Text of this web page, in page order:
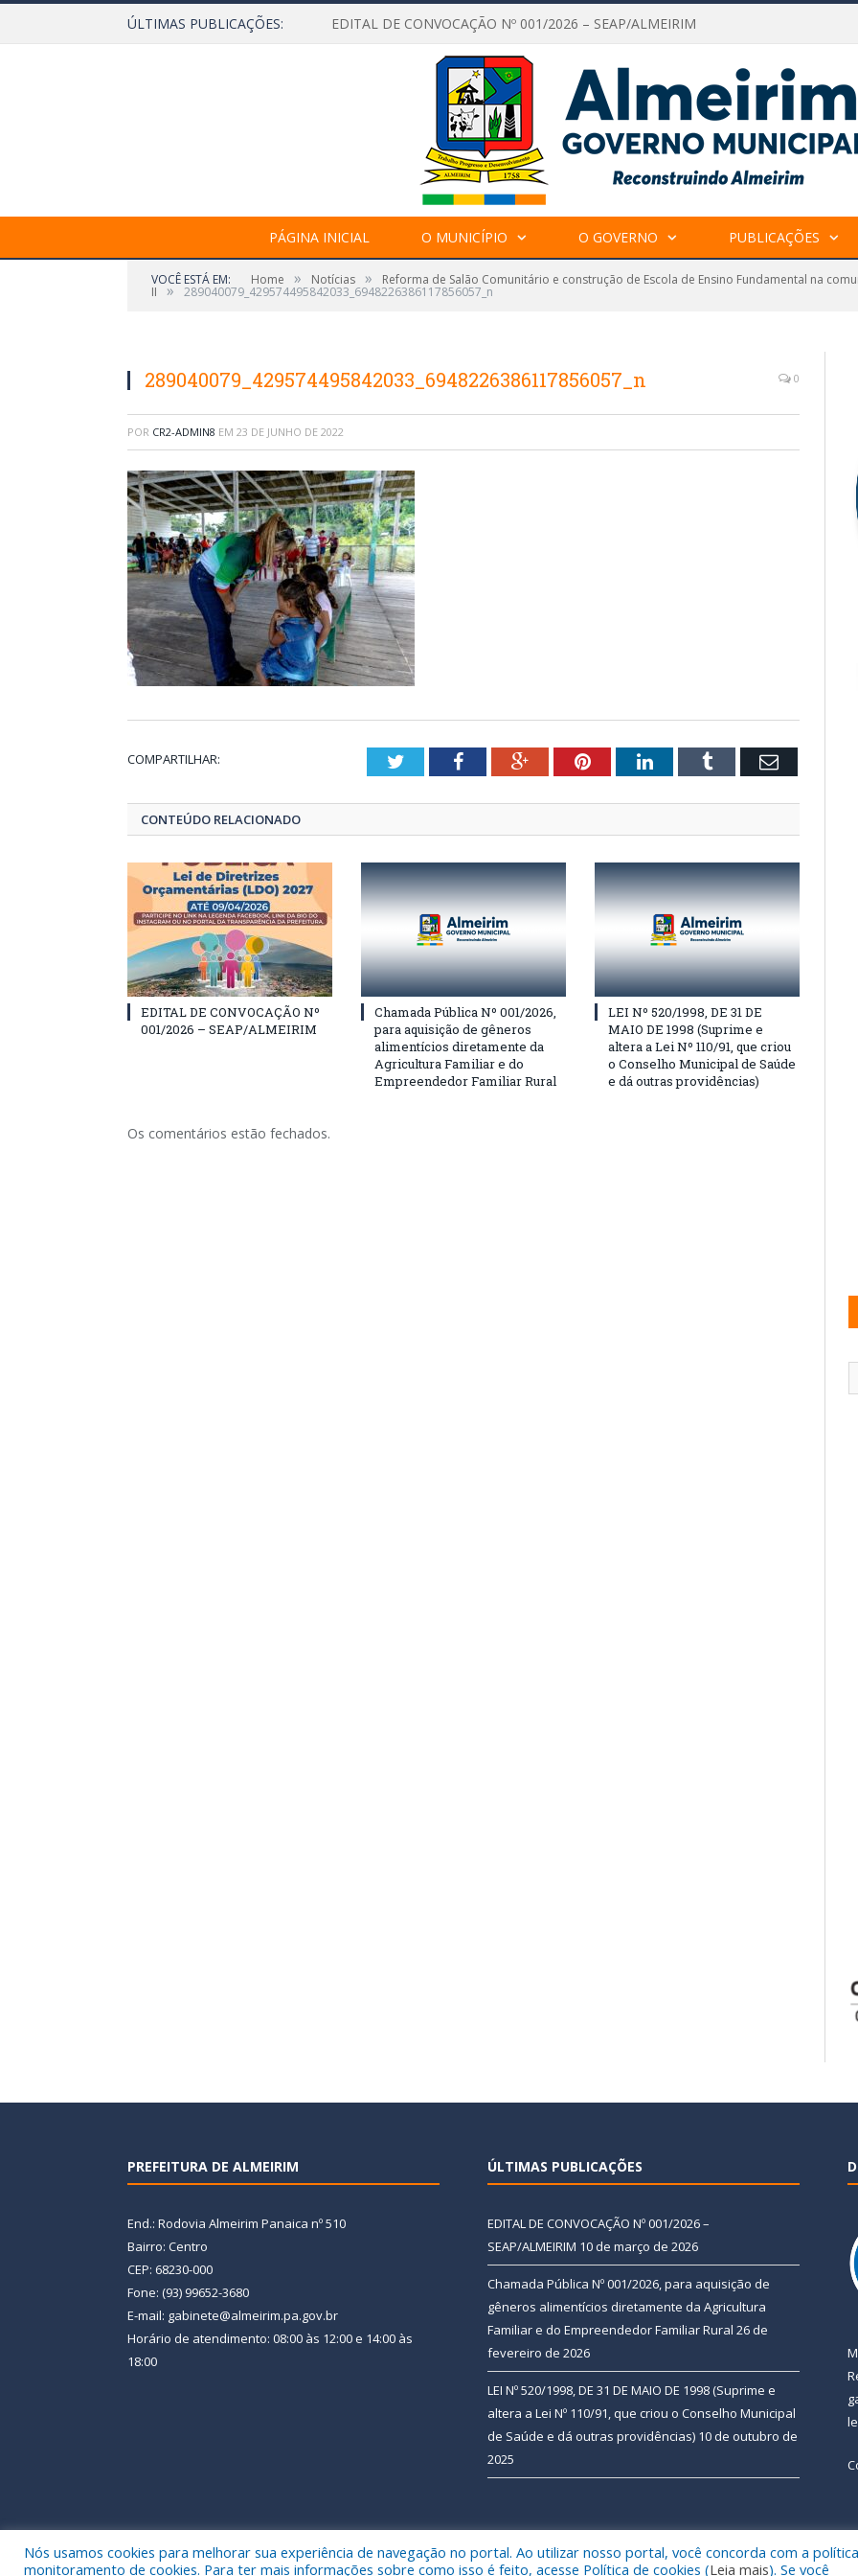
ÚLTIMAS PUBLICAÇÕES: EDITAL DE CONVOCAÇÃO Nº 001/2026 – SEAP/ALMEIRIM
PÁGINA INICIAL O MUNICÍPIO O GOVERNO PUBLICAÇÕES
VOCÊ ESTÁ EM: Home » Notícias » Reforma de Salão Comunitário e construção de Escola de Ensino Fundamental na
II » 289040079_429574495842033_6948226386117856057_n
289040079_429574495842033_6948226386117856057_n 0
POR CR2-ADMIN8 EM 23 DE JUNHO DE 2022
COMPARTILHAR: TwitterFacebookGoogle+PinterestLinkedInTumblr Email
CONTEÚDO RELACIONADO
EDITAL DE CONVOCAÇÃO Nº
001/2026 – SEAP/ALMEIRIM
Chamada Pública Nº 001/2026,
para aquisição de gêneros
alimentícios diretamente da
Agricultura Familiar e do
Empreendedor Familiar Rural
LEI Nº 520/1998, DE 31 DE
MAIO DE 1998 (Suprime e
altera a Lei Nº 110/91, que criou
o Conselho Municipal de Saúde
e dá outras providências)
Os comentários estão fechados.
PREFEITURA DE ALMEIRIM
End.: Rodovia Almeirim Panaica nº 510
Bairro: Centro
CEP: 68230-000
Fone: (93) 99652-3680
E-mail: gabinete@almeirim.pa.gov.br
Horário de atendimento: 08:00 às 12:00 e 14:00 às
18:00
ÚLTIMAS PUBLICAÇÕES
EDITAL DE CONVOCAÇÃO Nº 001/2026 –
SEAP/ALMEIRIM 10 de março de 2026
Chamada Pública Nº 001/2026, para aquisição de
gêneros alimentícios diretamente da Agricultura
Familiar e do Empreendedor Familiar Rural 26 de
fevereiro de 2026
LEI Nº 520/1998, DE 31 DE MAIO DE 1998 (Suprime e
altera a Lei Nº 110/91, que criou o Conselho Municipal
de Saúde e dá outras providências) 10 de outubro de
2025
Todos os direitos reservados a Prefeitura Municipal de Almeirim. Mapa do Site
Nós usamos cookies para melhorar sua experiência de navegação no portal. Ao utilizar nosso portal, você concorda com a
monitoramento de cookies. Para ter mais informações sobre como isso é feito, acesse Política de cookies (Leia mais). Se você